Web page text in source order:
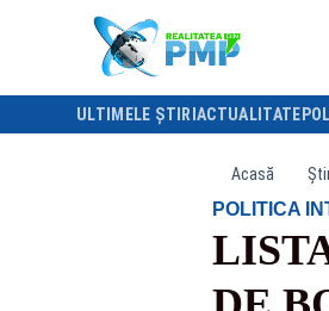
ULTIMELE ȘTIRI ACTUALITATE
Acasă
POLITICA